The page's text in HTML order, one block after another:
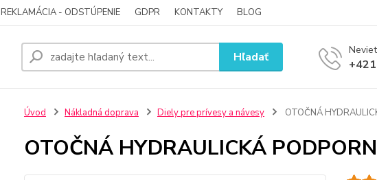
REKLAMÁCIA - ODSTÚPENIE GDPR KONTAKTY BLOG
Hľadať
Úvod Nákladná doprava Diely pre prívesy a návesy OTOČNÁ
OTOČNÁ HYDRAULICKÁ